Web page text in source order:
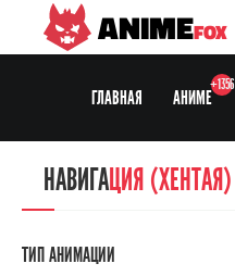
ANIMEFOX
ГЛАВНАЯ АНИМЕ
+1356
НАВИГАЦИЯ
СЕЗОНЫ
НАВИГАЦИЯ (ХЕНТАЯ)
ТИП АНИМАЦИИ